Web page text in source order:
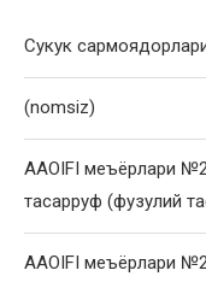
Сукук
(nomsiz)
AAOIFI меъёрлари
тасарруф (фузулий
AAOIFI меъёрлари